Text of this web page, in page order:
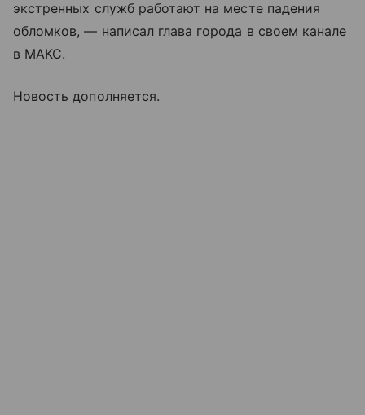
экстренных служб работают на месте падения
обломков, — написал глава города в своем канале
в МАКС.
Новость дополняется.